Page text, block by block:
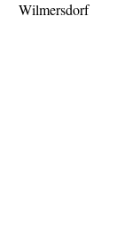
Wilmersdorf